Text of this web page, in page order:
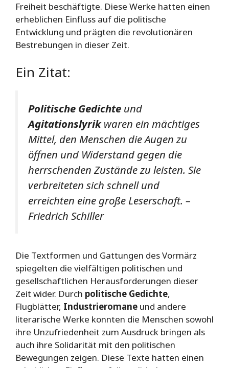
Freiheit beschäftigte. Diese Werke hatten einen
erheblichen Einfluss auf die politische
Entwicklung und prägten die revolutionären
Bestrebungen in dieser Zeit.
Ein Zitat:
Politische Gedichte und
Agitationslyrikwaren ein mächtiges
Mittel, den Menschen die Augen zu
öffnen und Widerstand gegen die
herrschenden Zustände zu leisten. Sie
verbreiteten sich schnell und
erreichten eine große Leserschaft. –
Friedrich Schiller
Die Textformen und Gattungen des Vormärz
spiegelten die vielfältigen politischen und
gesellschaftlichen Herausforderungen dieser
Zeit wider. Durch politische Gedichte,
Flugblätter, Industrieromane und andere
literarische Werke konnten die Menschen sowohl
ihre Unzufriedenheit zum Ausdruck bringen als
auch ihre Solidarität mit den politischen
Bewegungen zeigen. Diese Texte hatten einen